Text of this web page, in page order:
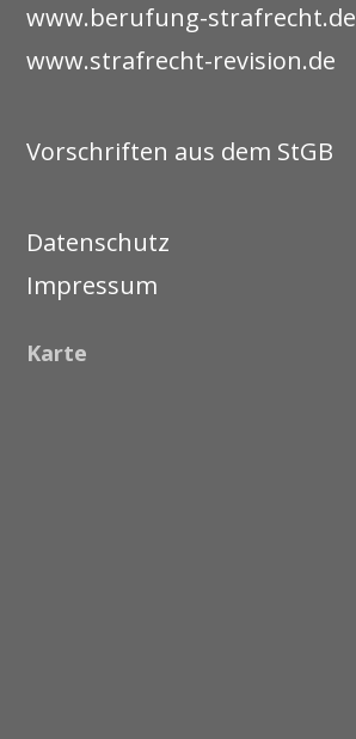
www.berufung-strafrecht.de
www.strafrecht-revision.de
Vorschriften aus dem StGB
Datenschutz
Impressum
Karte